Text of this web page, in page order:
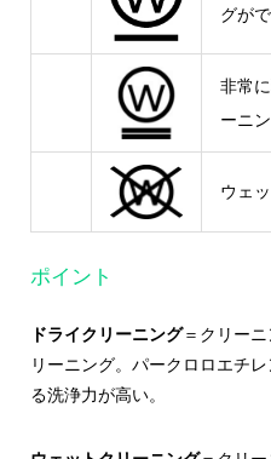
グが
非常
ーニ
ウェ
ポイント
ドライクリーニング＝クリー
リーニング。パークロロエチ
る洗浄力が高い。